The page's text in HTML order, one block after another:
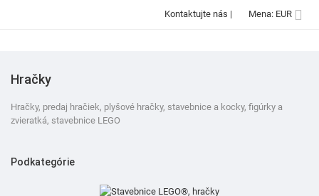
Kontaktujte nás | Mena: EUR 
Hračky
Hračky, predaj hračiek, plyšové hračky, stavebnice a kocky, figúrky a
zvieratká, stavebnice LEGO
Podkategórie